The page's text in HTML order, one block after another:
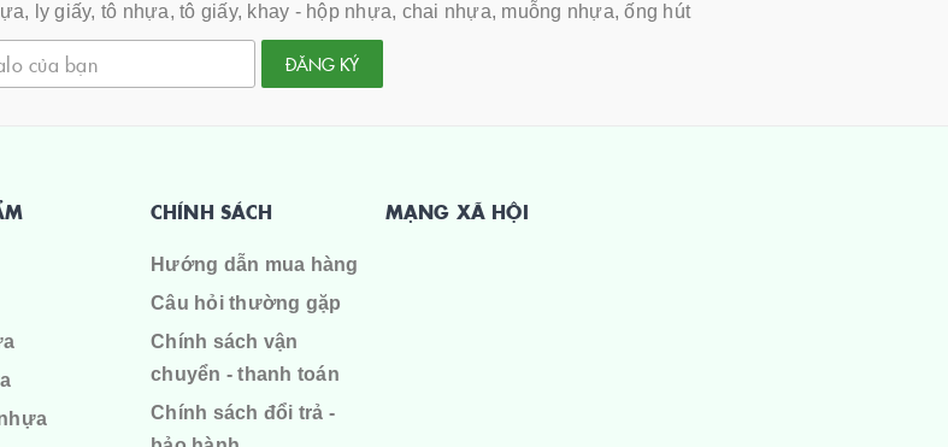
ly giấy, tô nhựa, tô giấy, khay - hộp nhựa, chai nhựa, muỗng nhựa, ống hút
ĐĂNG KÝ
CHÍNH SÁCH
Hướng dẫn mua hàng
Câu hỏi thường gặp
Chính sách vận
chuyển - thanh toán
Chính sách đổi trả -
MẠNG XÃ HỘI